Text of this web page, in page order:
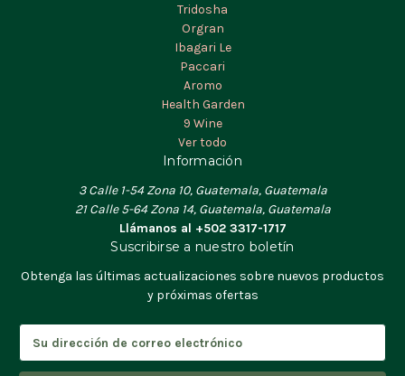
Tridosha
Orgran
Ibagari Le
Paccari
Aromo
Health Garden
9 Wine
Ver todo
Información
3 Calle 1-54 Zona 10, Guatemala, Guatemala
21 Calle 5-64 Zona 14, Guatemala, Guatemala
Llámanos al +502 3317-1717
Suscribirse a nuestro boletín
Obtenga las últimas actualizaciones sobre nuevos productos
y próximas ofertas
r